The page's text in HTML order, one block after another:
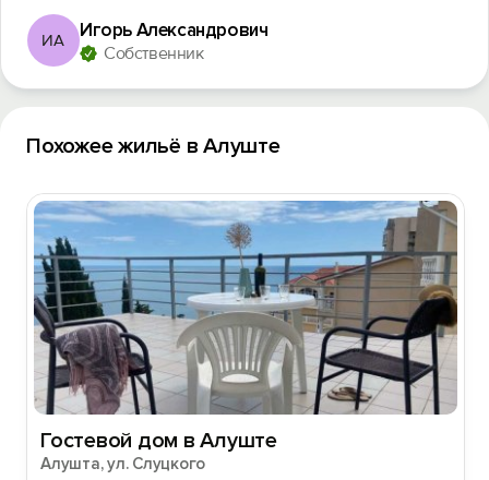
ИА Игорь Александрович
Собственник
Похожее жильё в Алуште
Гостевой дом в Алуште
Алушта, ул. Слуцкого